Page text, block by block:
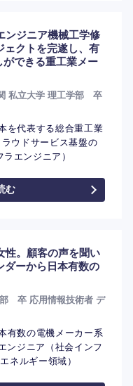
ンジニア機械工学修
ェクトを完遂し、有
できる重工業メー
私立大学 理工学部 卒
を代表する総合重工業
ウドサービス基盤の
エンジニア）
む
性。顧客の声を聞い
ダーから日本有数の
卒 応用情報技術者 デ
有数の電機メーカー系
ンジニア（社会インフ
ネルギー領域）